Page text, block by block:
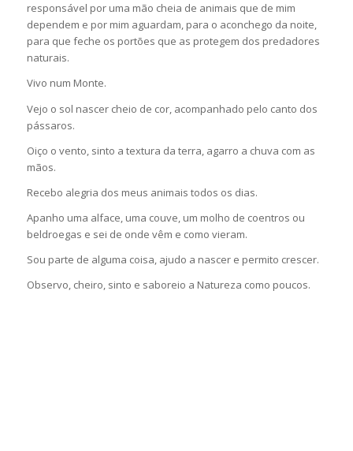
responsável por uma mão cheia de animais que de mim
dependem e por mim aguardam, para o aconchego da noite,
para que feche os portões que as protegem dos predadores
naturais.
Vivo num Monte.
Vejo o sol nascer cheio de cor, acompanhado pelo canto dos
pássaros.
Oiço o vento, sinto a textura da terra, agarro a chuva com as
mãos.
Recebo alegria dos meus animais todos os dias.
Apanho uma alface, uma couve, um molho de coentros ou
beldroegas e sei de onde vêm e como vieram.
Sou parte de alguma coisa, ajudo a nascer e permito crescer.
Observo, cheiro, sinto e saboreio a Natureza como poucos.